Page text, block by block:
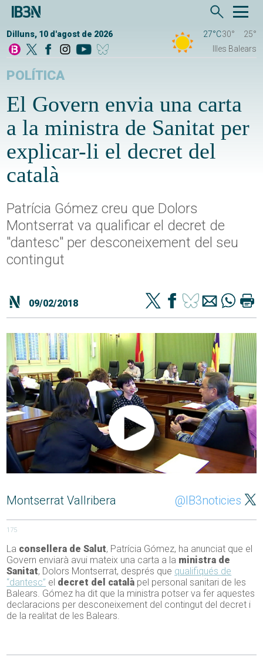
Dilluns, 10 d'agost de 2026 27°C30°
25°
Illes Balears
POLÍTICA
El Govern envia una carta
a la ministra de Sanitat per
explicar-li el decret del
català
Patrícia Gómez creu que Dolors
Montserrat va qualificar el decret de
"dantesc" per desconeixement del seu
contingut
09/02/2018
Montserrat Vallribera @IB3noticies
175
La consellera de Salut, Patrícia Gómez, ha anunciat que el
Govern enviarà avui mateix una carta a la ministra de
Sanitat, Dolors Montserrat, després que qualifiqués de
“dantesc” el decret del català pel personal sanitari de les
Balears. Gómez ha dit que la ministra potser va fer aquestes
declaracions per desconeixement del contingut del decret i
de la realitat de les Balears.